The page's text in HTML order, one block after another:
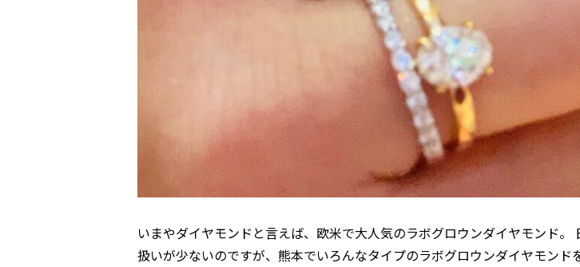
いまやダイヤモンドと言えば、欧米で大人気のラボグロウンダイヤモンド。
扱いが少ないのですが、熊本でいろんなタイプのラボグロウンダイヤモンド